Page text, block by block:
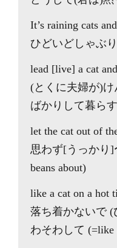
It’s raining cats
ひどいどしゃぶり
lead [live] a cat
(とくに夫婦が)
ばかりして暮らす
let the cat out of
思わず[うっかり]
beans about)
like a cat on a hot
落ち着かないで
わそわして (=like